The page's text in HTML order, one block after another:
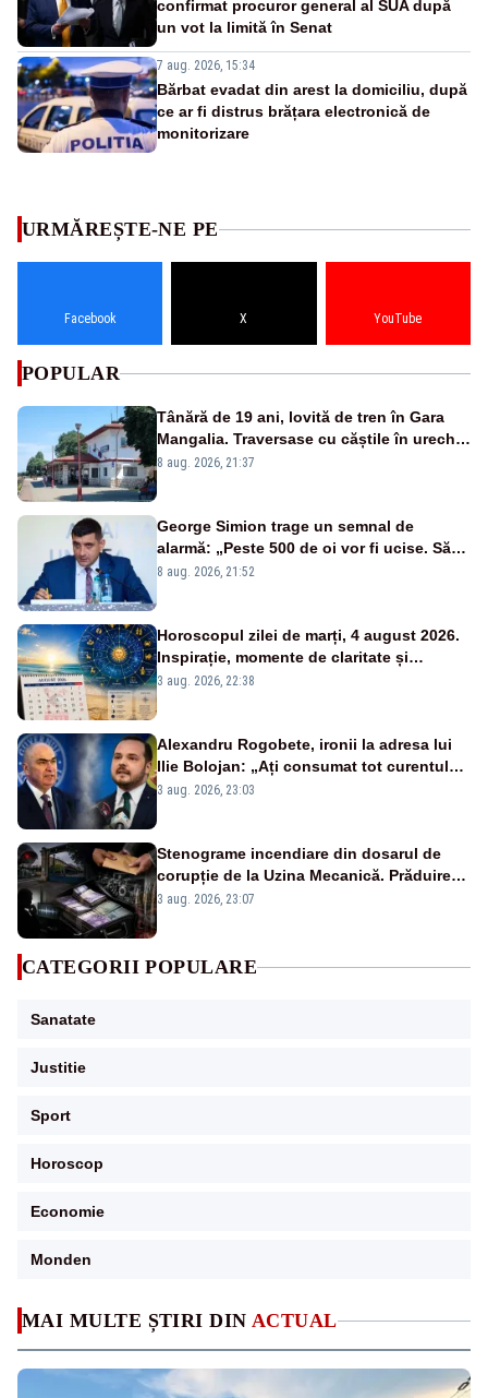
confirmat procuror general al SUA după
un vot la limită în Senat
7 aug. 2026, 15:34
Bărbat evadat din arest la domiciliu, după
ce ar fi distrus brățara electronică de
monitorizare
MAI MULTE ȘTIRI DIN ACTUAL
URMĂREȘTE-NE PE
Facebook X YouTube
POPULAR
Tânără de 19 ani, lovită de tren în Gara
Mangalia. Traversase cu căștile în urechi
liniile printr-un loc nepermis
8 aug. 2026, 21:37
George Simion trage un semnal de
alarmă: „Peste 500 de oi vor fi ucise. Să
vedem dacă ciobanii vor fi despăgubiți”
8 aug. 2026, 21:52
Horoscopul zilei de marți, 4 august 2026.
Inspirație, momente de claritate și
oportunități de afirmare în carieră
3 aug. 2026, 22:38
Alexandru Rogobete, ironii la adresa lui
Ilie Bolojan: „Ați consumat tot curentul
urmărind șobolani imaginari”
3 aug. 2026, 23:03
Stenograme incendiare din dosarul de
corupție de la Uzina Mecanică. Prăduirea
banilor din programul SAFE, interceptată
3 aug. 2026, 23:07
CATEGORII POPULARE
Sanatate
Justitie
Sport
Horoscop
Economie
Monden